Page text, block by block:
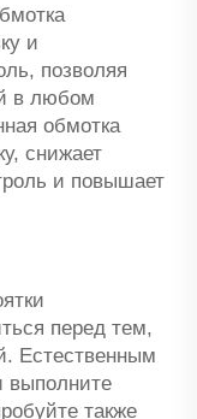
и
позволяя
в любом
обмотка
снижает
и повышает
перед тем,
Естественным
выполните
также